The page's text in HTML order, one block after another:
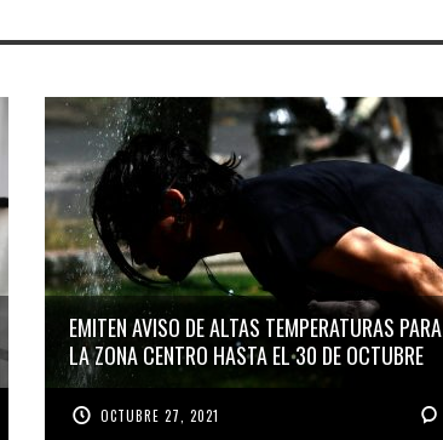
EMITEN AVISO DE ALTAS TEMPERATURAS PARA
LA ZONA CENTRO HASTA EL 30 DE OCTUBRE
OCTUBRE 27, 2021